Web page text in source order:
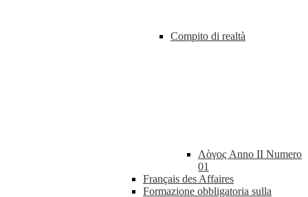
Compito di realtà
Λὸγος Anno II Numero
01
Français des Affaires
Formazione obbligatoria sulla